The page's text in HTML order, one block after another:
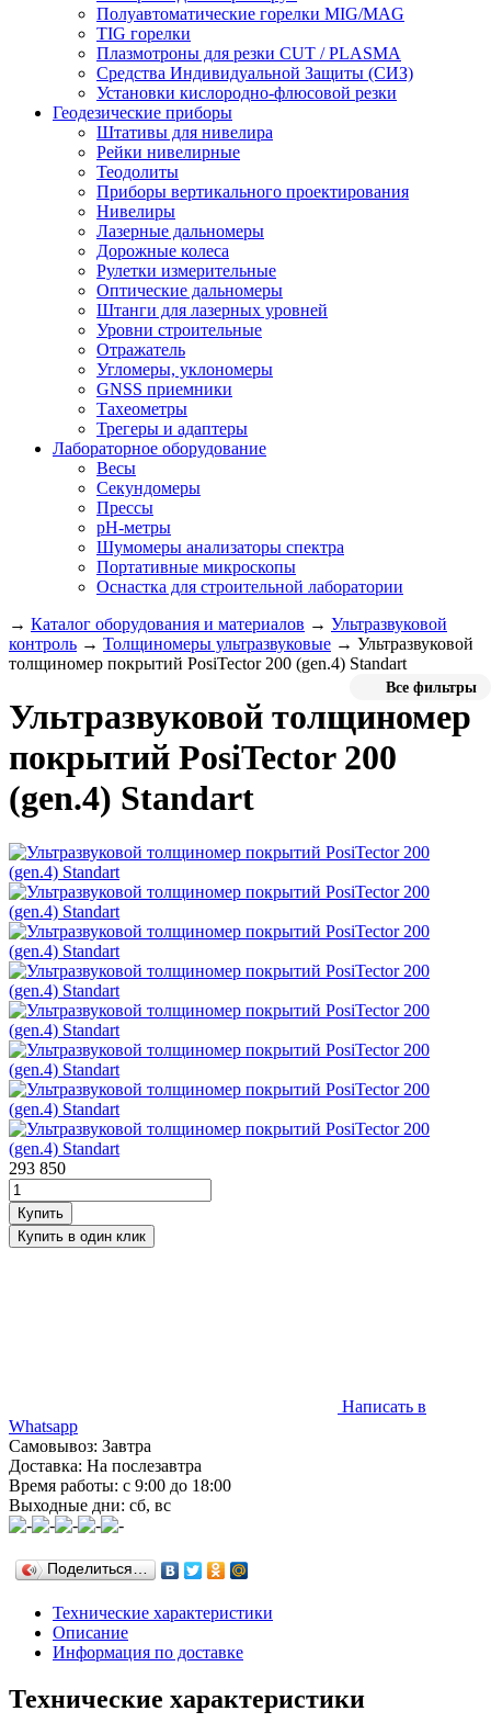
Полуавтоматические горелки MIG/MAG
TIG горелки
Плазмотроны для резки CUT / PLASMA
Средства Индивидуальной Защиты (СИЗ)
Установки кислородно-флюсовой резки
Геодезические приборы
Штативы для нивелира
Рейки нивелирные
Теодолиты
Приборы вертикального проектирования
Нивелиры
Лазерные дальномеры
Дорожные колеса
Рулетки измерительные
Оптические дальномеры
Штанги для лазерных уровней
Уровни строительные
Отражатель
Угломеры, уклономеры
GNSS приемники
Тахеометры
Трегеры и адаптеры
Лабораторное оборудование
Весы
Секундомеры
Прессы
pH-метры
Шумомеры анализаторы спектра
Портативные микроскопы
Оснастка для строительной лаборатории
→ Каталог оборудования и материалов → Ультразвуковой
контроль → Толщиномеры ультразвуковые → Ультразвуковой
толщиномер покрытий PosiTector 200 (gen.4) Standart
Все фильтры
Ультразвуковой толщиномер
покрытий PosiTector 200
(gen.4) Standart
293 850
Написать в
Whatsapp
Самовывоз: Завтра
Доставка: На послезавтра
Время работы: с 9:00 до 18:00
Выходные дни: сб, вс
Поделиться…
Технические характеристики
Описание
Информация по доставке
Технические характеристики